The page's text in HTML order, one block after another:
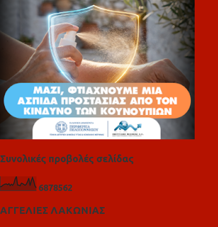
Συνολικές προβολές σελίδας
6878562
ΑΓΓΕΛΙΕΣ ΛΑΚΩΝΙΑΣ